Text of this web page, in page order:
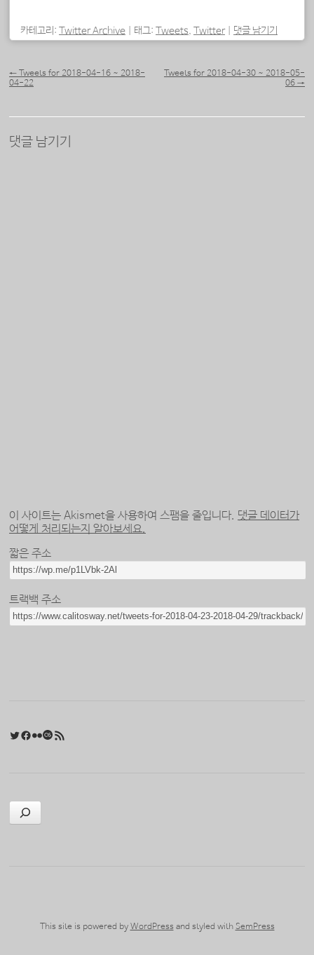
중...
카테고리: Twitter Archive 태그: Tweets, Twitter 댓글 남기기
← Tweets for 2018-04-16 ~ 2018-
04-22
Tweets for 2018-04-30 ~ 2018-05-
06 →
댓글 남기기
이 사이트는 Akismet을 사용하여 스팸을 줄입니다. 댓글 데이터가
어떻게 처리되는지 알아보세요.
짧은 주소
트랙백 주소
Twitter
Facebook
FlickrLast.fm
검색
This site is powered by WordPress and styled with SemPress